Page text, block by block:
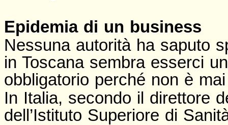
Epidemia di un business
Nessuna autorità ha saputo
in Toscana sembra esserci
obbligatorio perché non è
In Italia, secondo il direttore
dell’Istituto Superiore di